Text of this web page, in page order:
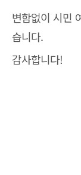
변함없이 시민
습니다.
감사합니다!